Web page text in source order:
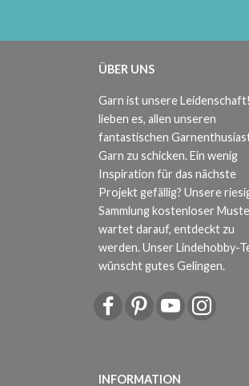
ÜBER UNS
Garn ist unsere
lieben es, allen unseren
fantastischen
Garn zu schicken. Ein wenig
Inspiration für das nächste
Projekt gefällig? Unsere
Sammlung kostenloser
wartet darauf, entdeckt zu
werden. Unser Lindehobby-
wünscht gutes Gelingen.
INFORMATION